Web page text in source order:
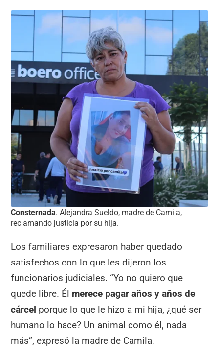
Consternada. Alejandra Sueldo, madre de Camila,
reclamando justicia por su hija.
Los familiares expresaron haber quedado
satisfechos con lo que les dijeron los
funcionarios judiciales. “Yo no quiero que
quede libre. Él merece pagar años y años de
cárcel porque lo que le hizo a mi hija, ¿qué ser
humano lo hace? Un animal como él, nada
más”, expresó la madre de Camila.